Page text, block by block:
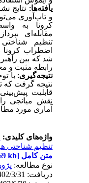
یافته‌‌ها:نتایج
و تاب‌آوری
کرونا به
مقابله‌ای بپردازد (0/
تنظیم شناختی
اضطراب کرونا دارد
شد که بین
رابطه مثبت و
نتیجه‌گیری:با
نتیجه گرفت که
قابلیت
نقش میانجی‌
آماری مورد
واژه‌های کلیدی:
تنظیم شناختی
متن کامل[PDF 469 kb]
نوع مطالعه: